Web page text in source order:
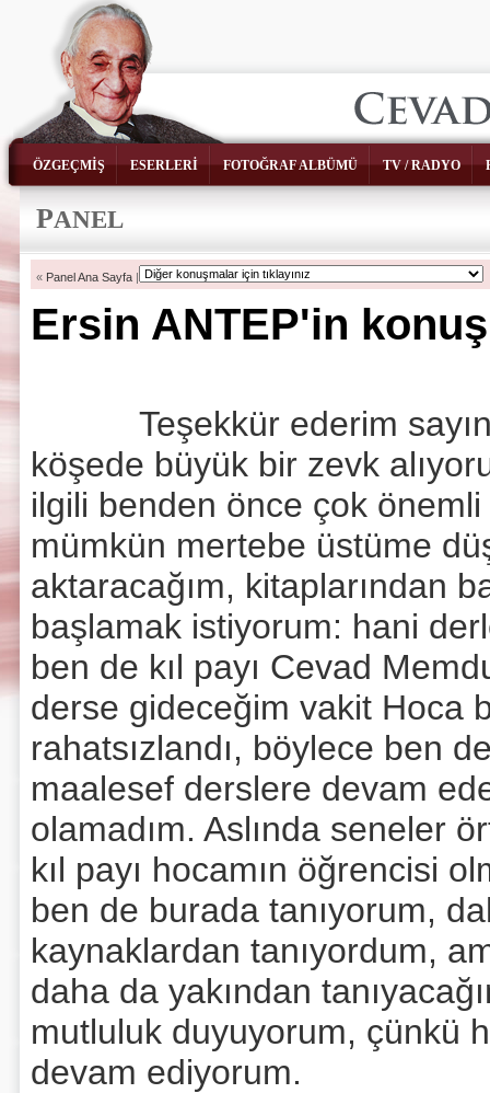
ÖZGEÇMİŞ ESERLERİ FOTOĞRAF ALBÜMÜ TV / RADYO
PANEL
« Panel Ana Sayfa |
Ersin ANTEP'in
Teşekkür ederim sayın
köşede büyük bir zevk
ilgili benden önce çok
mümkün mertebe üstüme
aktaracağım, kitaplarından
başlamak istiyorum: hani
ben de kıl payı Cevad
derse gideceğim vakit Hoca
rahatsızlandı, böylece ben
maalesef derslere devam
olamadım. Aslında seneler
kıl payı hocamın öğrencisi
ben de burada tanıyorum,
kaynaklardan tanıyordum,
daha da yakından
mutluluk duyuyorum, çünkü
devam ediyorum.